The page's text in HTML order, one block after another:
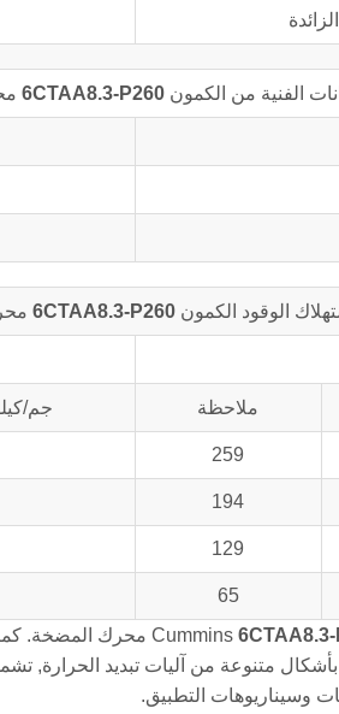
الفنية من الكمون 6CTAA8.3-P260
الوقود الكمون6CTAA8.3-P260
ملاحظة جم/
259
194
129
65
محرك المضخة. كما
متنوعة من آليات تبديد الحرارة, تشمل
وسيناريوهات التطبيق.